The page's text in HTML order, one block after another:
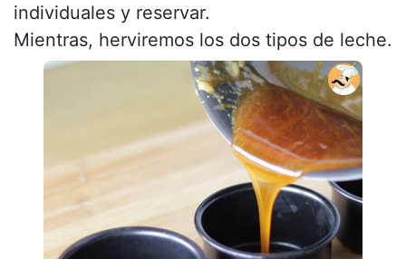
individuales y reservar.
Mientras, herviremos los dos tipos de leche.